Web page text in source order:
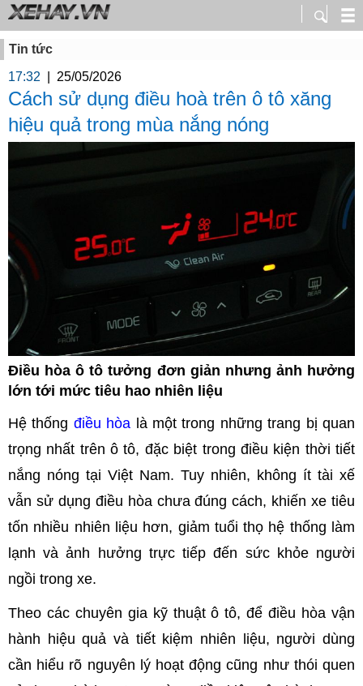
Tin tức
17:32
25/05/2026
Cách sử dụng điều hoà trên ô tô xăng
hiệu quả trong mùa nắng nóng
Điều hòa ô tô tưởng đơn giản nhưng ảnh hưởng
lớn tới mức tiêu hao nhiên liệu
Hệ thống điều hòa là một trong những trang bị quan
trọng nhất trên ô tô, đặc biệt trong điều kiện thời tiết
nắng nóng tại Việt Nam. Tuy nhiên, không ít tài xế
vẫn sử dụng điều hòa chưa đúng cách, khiến xe tiêu
tốn nhiều nhiên liệu hơn, giảm tuổi thọ hệ thống làm
lạnh và ảnh hưởng trực tiếp đến sức khỏe người
ngồi trong xe.
Theo các chuyên gia kỹ thuật ô tô, để điều hòa vận
hành hiệu quả và tiết kiệm nhiên liệu, người dùng
cần hiểu rõ nguyên lý hoạt động cũng như thói quen